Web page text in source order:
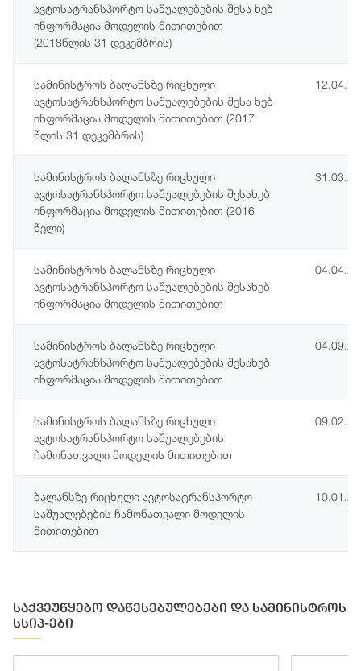
ავტოსატრანსპორტო საშუალებების შესა ხებ
ინფორმაცია მოდელის მითითებით
(2018წლის 31 დეკემბრის)
სამინისტროს ბალანსზე რიცხული
ავტოსატრანსპორტო საშუალებების შესა ხებ
ინფორმაცია მოდელის მითითებით (2017
წლის 31 დეკემბრის)
სამინისტროს ბალანსზე რიცხული
ავტოსატრანსპორტო საშუალებების შესახებ
ინფორმაცია მოდელის მითითებით (2016
წელი)
სამინისტროს ბალანსზე რიცხული
ავტოსატრანსპორტო საშუალებების შესახებ
ინფორმაცია მოდელის მითითებით
სამინისტროს ბალანსზე რიცხული
ავტოსატრანსპორტო საშუალებების შესახებ
ინფორმაცია მოდელის მითითებით
სამინისტროს ბალანსზე რიცხული
ავტოსატრანსპორტო საშუალებების
ჩამონათვალი მოდელის მითითებით
ბალანსზე რიცხული ავტოსატრანსპორტო
საშუალებების ჩამონათვალი მოდელის
მითითებით
საქვეუწყებო დაწესებულებები და სამინისტროს
სსიპ-ები